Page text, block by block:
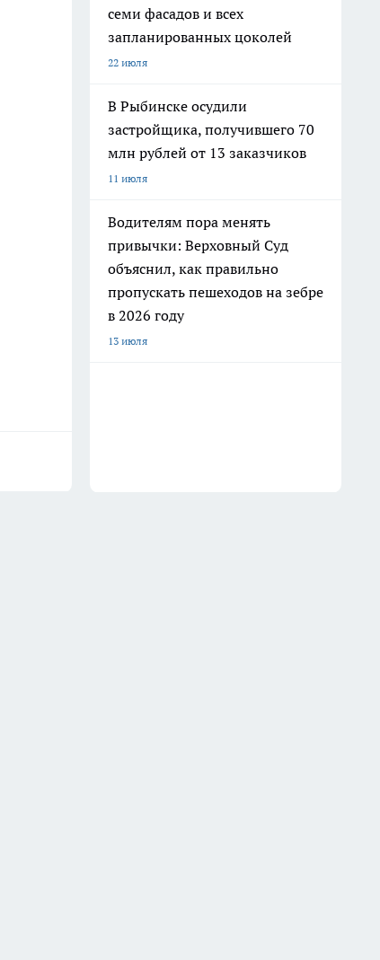
семи фасадов и всех
запланированных цоколей
22 июля
В Рыбинске осудили
застройщика, получившего 70
млн рублей от 13 заказчиков
11 июля
Водителям пора менять
привычки: Верховный Суд
объяснил, как правильно
пропускать пешеходов на зебре
в 2026 году
13 июля